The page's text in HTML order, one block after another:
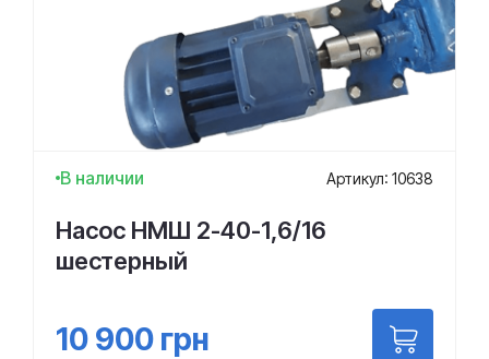
В наличии Артикул: 10638
Насос НМШ 2-40-1,6/16
шестерный
10 900 грн